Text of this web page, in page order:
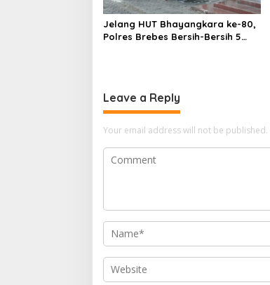
Jelang HUT Bhayangkara ke-80,
Polres Brebes Bersih-Bersih 5
Leave a Reply
Your email address will not be published.